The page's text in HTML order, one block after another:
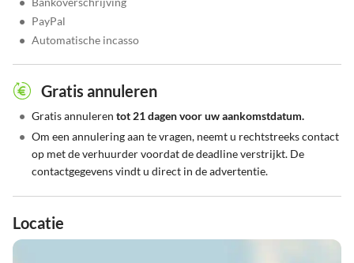
• PayPal
• Automatische incasso
Gratis annuleren
• Gratis annuleren tot 21 dagen voor uw aankomstdatum.
• Om een annulering aan te vragen, neemt u rechtstreeks contact
op met de verhuurder voordat de deadline verstrijkt. De
contactgegevens vindt u direct in de advertentie.
Locatie